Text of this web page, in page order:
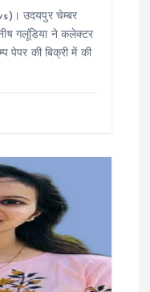
उदयपुर चेम्बर
गलूंडिया ने कलेक्टर
पेपर की बिक्री में की